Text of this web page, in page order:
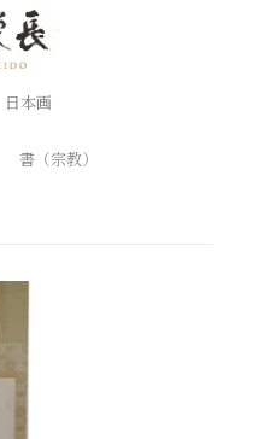
日本画
書（宗教）